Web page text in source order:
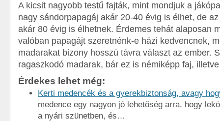
A kicsit nagyobb testű fajták, mint mondjuk a
nagy sándorpapagáj akár 20-40 évig is élhet, de
akár 80 évig is élhetnek. Érdemes tehát alaposan
valóban papagájt szeretnénk-e házi kedvencnek,
madarakat bizony hosszú távra választ az ember.
ragaszkodó madarak, bár ez is némiképp faj,
Érdekes lehet még:
Kerti medencék és a gyerekbiztonság, avagy
medence egy nagyon jó lehetőség arra, hogy
a nyári szünetben, és…